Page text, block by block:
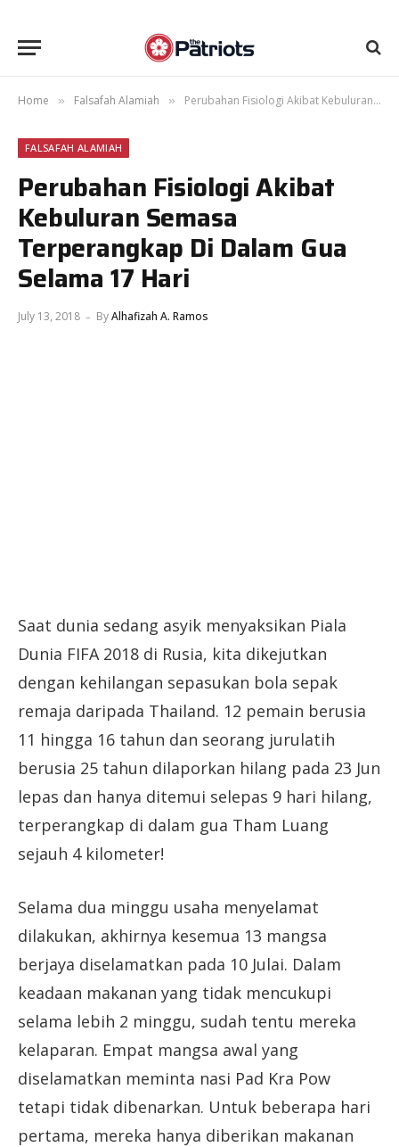
Home » Falsafah Alamiah » Perubahan Fisiologi Akibat Kebuluran Semasa Terperangkap Di Dalam Gua Selama 17 Hari
FALSAFAH ALAMIAH
Perubahan Fisiologi Akibat
Kebuluran Semasa
Terperangkap Di Dalam Gua
Selama 17 Hari
July 13, 2018 ByAlhafizah A. Ramos
Saat dunia sedang asyik menyaksikan Piala
Dunia FIFA 2018 di Rusia, kita dikejutkan
dengan kehilangan sepasukan bola sepak
remaja daripada Thailand. 12 pemain berusia
11 hingga 16 tahun dan seorang jurulatih
berusia 25 tahun dilaporkan hilang pada 23 Jun
lepas dan hanya ditemui selepas 9 hari hilang,
terperangkap di dalam gua Tham Luang
sejauh 4 kilometer!
Selama dua minggu usaha menyelamat
dilakukan, akhirnya kesemua 13 mangsa
berjaya diselamatkan pada 10 Julai. Dalam
keadaan makanan yang tidak mencukupi
selama lebih 2 minggu, sudah tentu mereka
kelaparan. Empat mangsa awal yang
diselamatkan meminta nasi Pad Kra Pow
tetapi tidak dibenarkan. Untuk beberapa hari
pertama, mereka hanya diberikan makanan